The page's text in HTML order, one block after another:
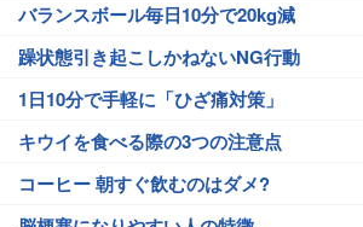
バランスボール毎日10分で20kg減
躁状態引き起こしかねないNG行動
1日10分で手軽に「ひざ痛対策」
キウイを食べる際の3つの注意点
コーヒー 朝すぐ飲むのはダメ?